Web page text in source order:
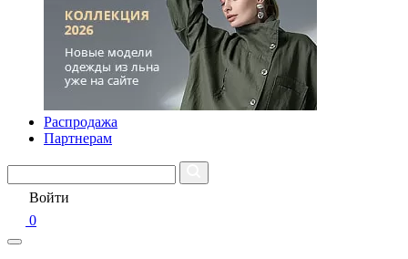
Распродажа
Партнерам
Войти
0